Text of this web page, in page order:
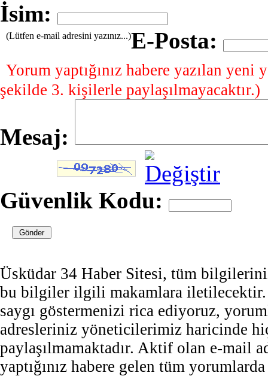
İsim:
E-Posta:
(Lütfen e-mail adresini yazınız...)
Yorum yaptığınız habere yazılan
şekilde 3. kişilerle paylaşılmayacaktır.)
Mesaj:
Güvenlik Kodu:
Üsküdar 34 Haber Sitesi, tüm
bu bilgiler ilgili makamlara iletilecektir.
saygı göstermenizi rica ediyoruz,
adresleriniz yöneticilerimiz haricinde
paylaşılmamaktadır. Aktif olan e-mail
yaptığınız habere gelen tüm